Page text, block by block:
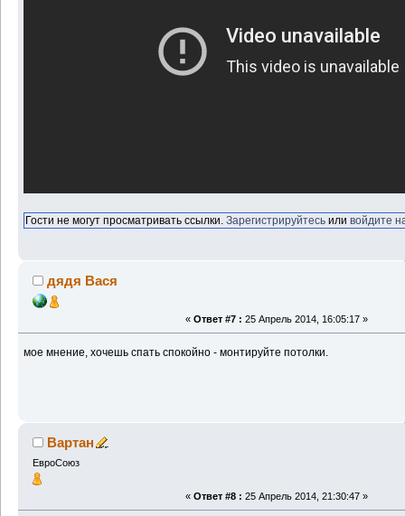
Гости не могут просматривать ссылки.Зарегистрируйтесь иливойдите
дядя Вася
« Ответ #7 : 25 Апрель 2014, 16:05:17 »
мое мнение, хочешь спать спокойно - монтируйте потолки.
Вартан
ЕвроСоюз
« Ответ #8 : 25 Апрель 2014, 21:30:47 »